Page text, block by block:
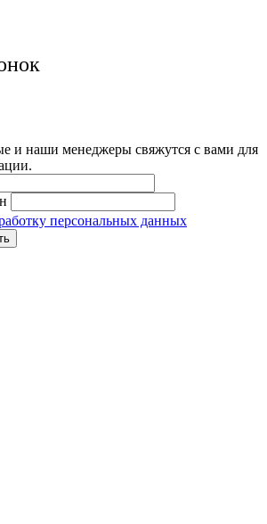
и наши менеджеры свяжутся с вами для
персональных данных